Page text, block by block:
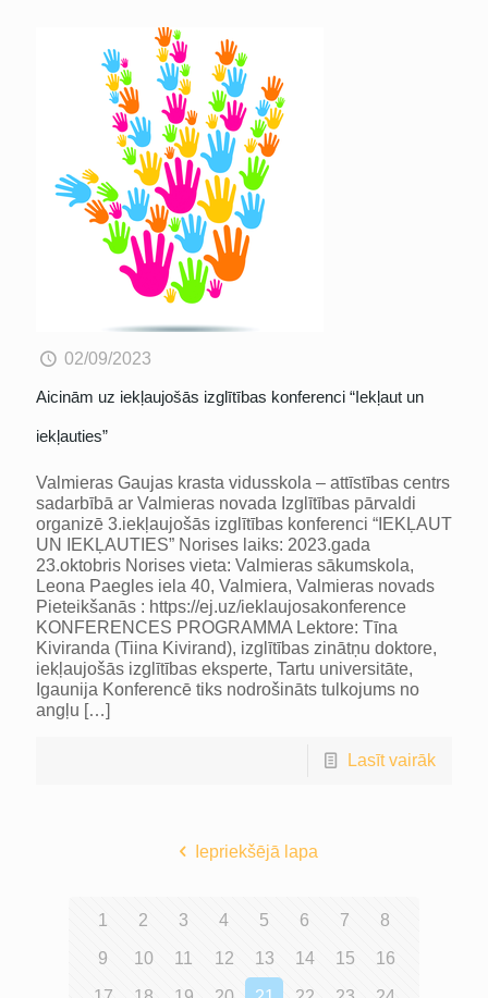
02/09/2023
Aicinām uz iekļaujošās izglītības konferenci “Iekļaut un
iekļauties”
Valmieras Gaujas krasta vidusskola – attīstības centrs
sadarbībā ar Valmieras novada Izglītības pārvaldi
organizē 3.iekļaujošās izglītības konferenci “IEKĻAUT
UN IEKĻAUTIES” Norises laiks: 2023.gada
23.oktobris Norises vieta: Valmieras sākumskola,
Leona Paegles iela 40, Valmiera, Valmieras novads
Pieteikšanās : https://ej.uz/ieklaujosakonference
KONFERENCES PROGRAMMA Lektore: Tīna
Kiviranda (Tiina Kivirand), izglītības zinātņu doktore,
iekļaujošās izglītības eksperte, Tartu universitāte,
Igaunija Konferencē tiks nodrošināts tulkojums no
angļu […]
Lasīt vairāk
Iepriekšējā lapa
1 2 3 4 5 6 7 8
9 10 11 12 13 14 15 16